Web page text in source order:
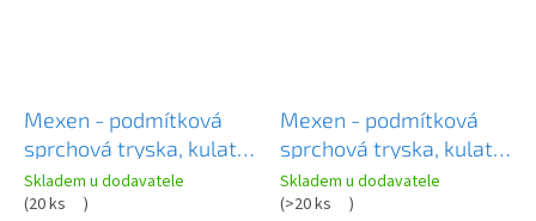
Mexen - podmítková
sprchová tryska, kulatá
50 mm, bílá, 79361-20
Skladem u dodavatele
(20 ks )
Mexen - podmítková
sprchová tryska, kulatá
50 mm, chromová,
79361-00
Skladem u dodavatele
(>20 ks )